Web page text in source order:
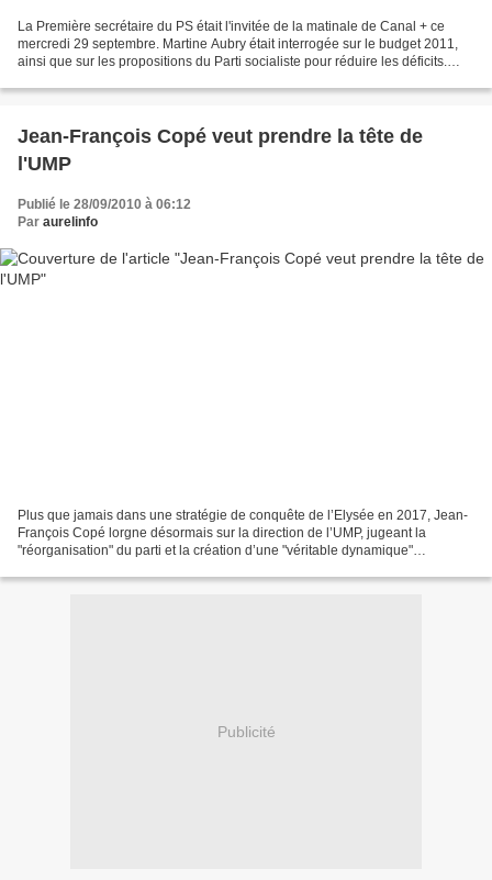
La Première secrétaire du PS était l'invitée de la matinale de Canal + ce
mercredi 29 septembre. Martine Aubry était interrogée sur le budget 2011,
ainsi que sur les propositions du Parti socialiste pour réduire les déficits.
Jean-François Copé veut prendre la tête de
l'UMP
Publié le 28/09/2010 à 06:12
Par aurelinfo
Plus que jamais dans une stratégie de conquête de l’Elysée en 2017, Jean-
François Copé lorgne désormais sur la direction de l’UMP, jugeant la
"réorganisation" du parti et la création d’une "véritable dynamique"
Publicité